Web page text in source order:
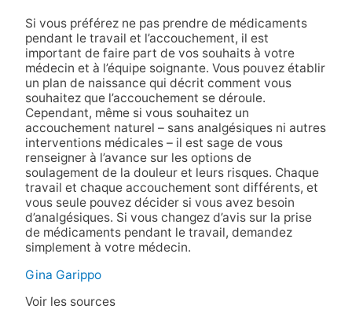
Si vous préférez ne pas prendre de médicaments
pendant le travail et l’accouchement, il est
important de faire part de vos souhaits à votre
médecin et à l’équipe soignante. Vous pouvez établir
un plan de naissance qui décrit comment vous
souhaitez que l’accouchement se déroule.
Cependant, même si vous souhaitez un
accouchement naturel – sans analgésiques ni autres
interventions médicales – il est sage de vous
renseigner à l’avance sur les options de
soulagement de la douleur et leurs risques. Chaque
travail et chaque accouchement sont différents, et
vous seule pouvez décider si vous avez besoin
d’analgésiques. Si vous changez d’avis sur la prise
de médicaments pendant le travail, demandez
simplement à votre médecin.
Gina Garippo
Voir les sources